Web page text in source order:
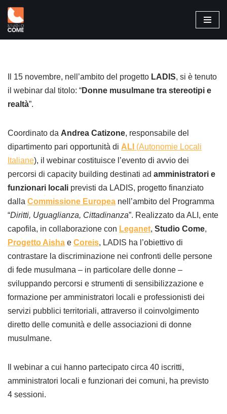
Vai
al
Il 15 novembre, nell’ambito del progetto LADIS, si è tenuto
il webinar dal titolo: “Donne musulmane tra stereotipi e
realtà”.
Coordinato da Andrea Catizone, responsabile del
dipartimento pari opportunità di ALI (Autonomie Locali
Italiane), il webinar costituisce l’evento di avvio dei
percorsi di capacity building destinati ad amministratori e
funzionari locali previsti da LADIS, progetto finanziato
dalla Commissione Europea nell’ambito del Programma
“Diritti, Uguaglianza, Cittadinanza”. Realizzato da ALI, ente
capofila, in collaborazione con Leganet, Studio Come,
Progetto Aisha e Coreis, LADIS ha l’obiettivo di
contrastare la discriminazione nei confronti delle persone
di fede musulmana – in particolare delle donne –
sviluppando percorsi e strumenti di sensibilizzazione e
formazione per amministratori locali e professionisti dei
servizi pubblici territoriali, attraverso il coinvolgimento
diretto delle comunità e delle associazioni di donne
musulmane.
Il webinar a cui hanno partecipato circa 40 iscritti,
amministratori locali e funzionari dei comuni, ha previsto
4 sessioni.